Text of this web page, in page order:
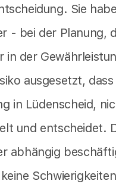
Sie
- bei der Planung,
in der
ausgesetzt, dass
in Lüdenscheid,
und entscheidet.
abhängig
Schwierigkeiten